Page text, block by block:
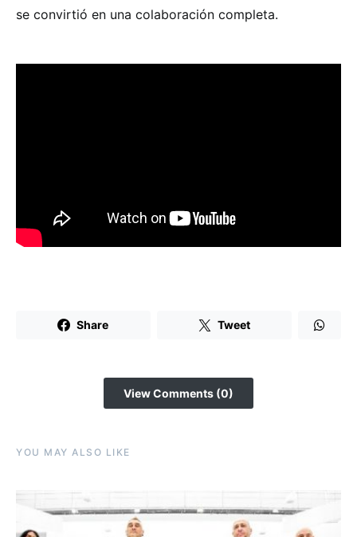
se convirtió en una colaboración completa.
Share Tweet
View Comments (0)
YOU MAY ALSO LIKE